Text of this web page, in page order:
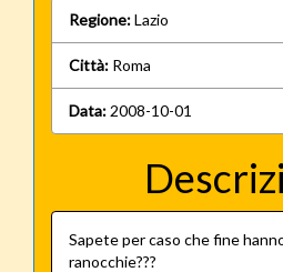
Regione:Lazio
Città: Roma
Data: 2008-10-01
Sapete per caso che fine
ranocchie???